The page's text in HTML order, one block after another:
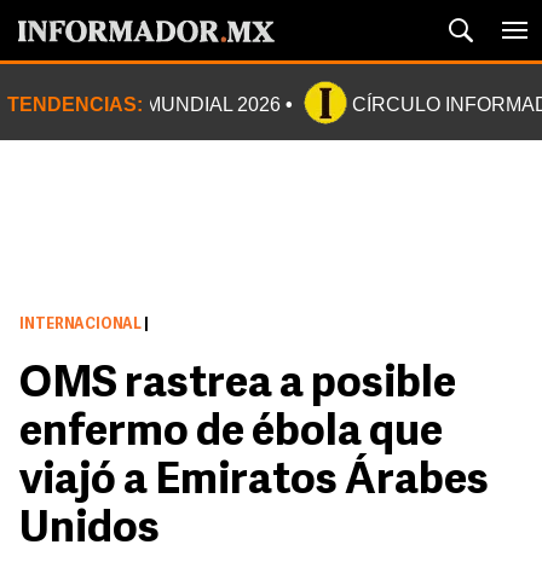
TENDENCIAS: MUNDIAL 2026 CÍRCULO
INTERNACIONAL
OMS rastrea a posible
enfermo de ébola que
viajó a Emiratos Árabes
Unidos